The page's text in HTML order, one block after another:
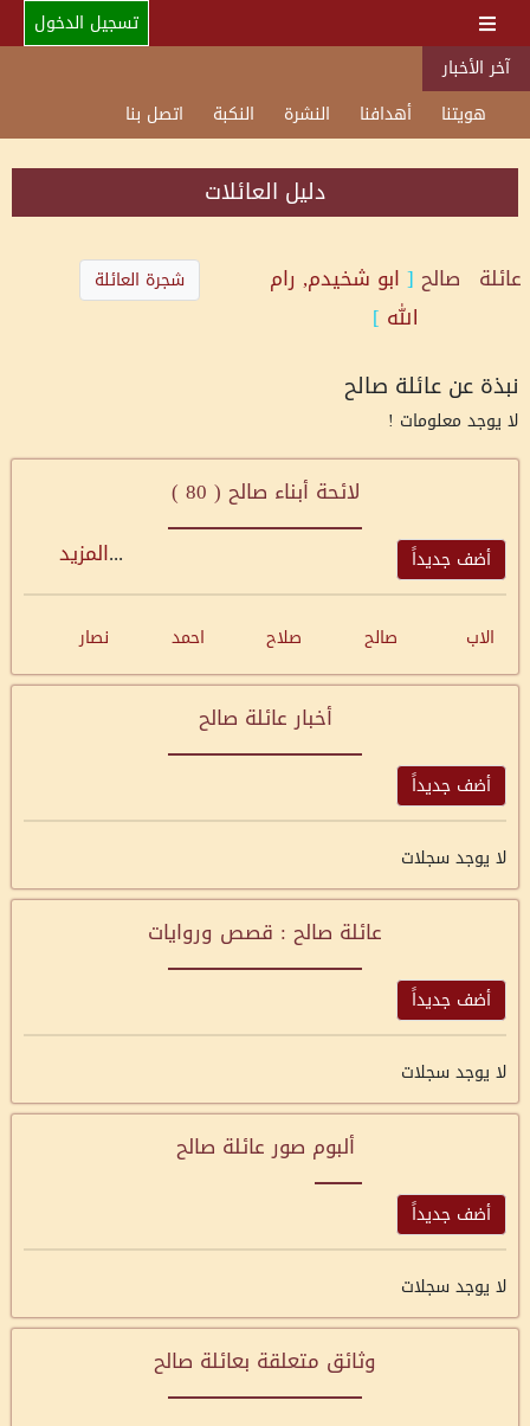
تسجيل الدخول
آخر الأخبار
هويتنا
أهدافنا النشرة النكبة اتصل بنا
دليل العائلات
عائلة صالح [ ابو شخيدم, رام
الله ]
شجرة العائلة
نبذة عن عائلة صالح
لا يوجد معلومات !
لائحة أبناء صالح ( 80
)
أضف جديداً ...المزيد
الاب صالح صلاح احمد نصار
أخبار عائلة صالح
أضف جديداً
لا يوجد سجلات
عائلة صالح : قصص وروايات
أضف جديداً
لا يوجد سجلات
ألبوم صور عائلة صالح
أضف جديداً
لا يوجد سجلات
وثائق متعلقة بعائلة صالح